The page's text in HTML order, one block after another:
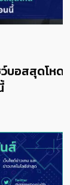
บอสสุดโหด